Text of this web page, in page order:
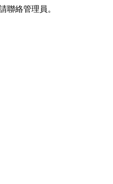
聯絡管理員。